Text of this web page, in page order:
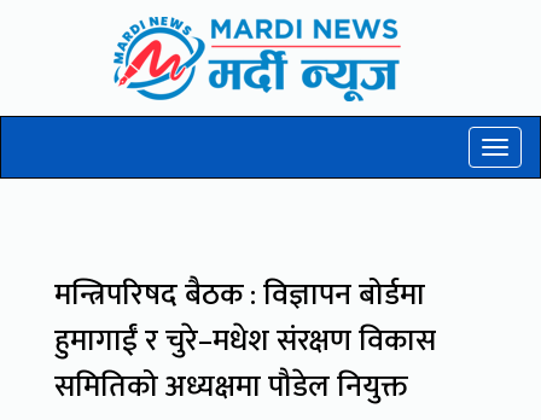
Toggle
मन्त्रिपरिषद बैठक : विज्ञापन बोर्डमा
हुमागाईं र चुरे–मधेश संरक्षण विकास
समितिको अध्यक्षमा पौडेल नियुक्त